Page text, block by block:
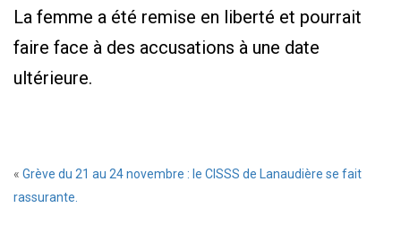
La femme a été remise en liberté et pourrait
faire face à des accusations à une date
ultérieure.
« Grève du 21 au 24 novembre : le CISSS de Lanaudière se fait
rassurante.